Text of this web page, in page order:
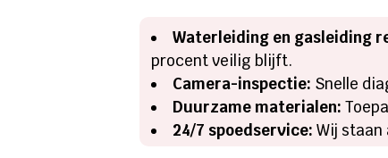
Waterleiding en gasleiding
procent veilig blijft.
Camera-inspectie: Snelle
Duurzame materialen:
24/7 spoedservice: Wij staan